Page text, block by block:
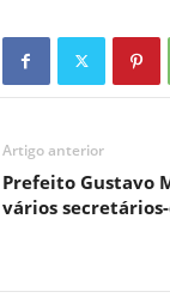
Artigo anterior
Prefeito Gustavo
vários